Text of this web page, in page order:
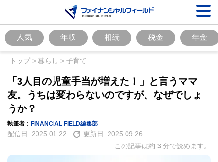
人気 年収 相続 税金 年金
トップ> 暮らし > 子育て
「3人目の児童手当が増えた！」と言うママ
友。うちは変わらないのですが、なぜでしょ
うか？
執筆者 : FINANCIAL FIELD編集部
配信日: 2025.01.22 更新日: 2025.09.26
この記事は約 3 分で読めます。